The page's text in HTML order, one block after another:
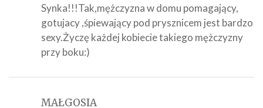
Synka!!!Tak,mężczyzna w domu pomagający,
gotujacy ,śpiewający pod prysznicem jest bardzo
sexy.Życzę każdej kobiecie takiego mężczyzny
przy boku:)
MAŁGOSIA